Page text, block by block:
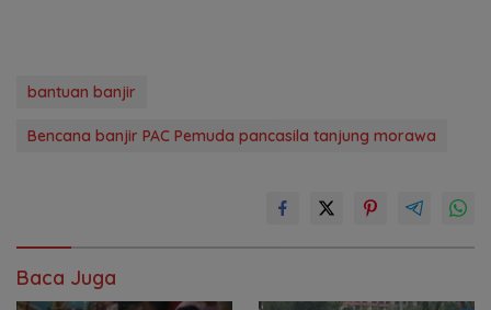
bantuan banjir
Bencana banjir PAC Pemuda pancasila tanjung morawa
Baca Juga